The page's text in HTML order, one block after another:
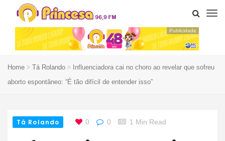
Publicidade
Home Tá Rolando
Influenciadora cai no choro ao revelar que sofreu
aborto espontâneo: “É tão difícil de entender isso”
Tá Rolando 0 0 1 Min Read